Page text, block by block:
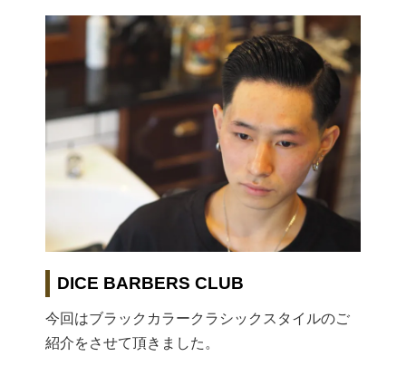
DICE BARBERS CLUB
今回はブラックカラークラシックスタイルのご
紹介をさせて頂きました。